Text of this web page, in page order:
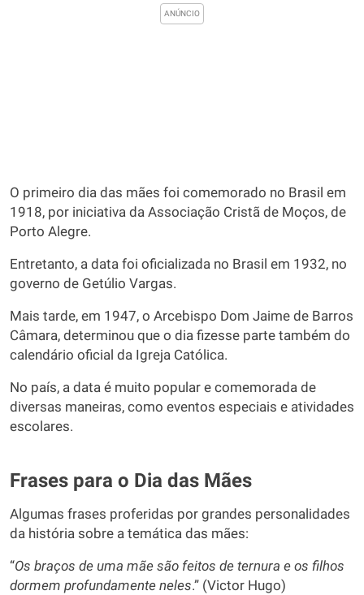
O primeiro dia das mães foi comemorado no Brasil em
1918, por iniciativa da Associação Cristã de Moços, de
Porto Alegre.
Entretanto, a data foi oficializada no Brasil em 1932, no
governo de Getúlio Vargas.
Mais tarde, em 1947, o Arcebispo Dom Jaime de Barros
Câmara, determinou que o dia fizesse parte também do
calendário oficial da Igreja Católica.
No país, a data é muito popular e comemorada de
diversas maneiras, como eventos especiais e atividades
escolares.
Frases para o Dia das Mães
Algumas frases proferidas por grandes personalidades
da história sobre a temática das mães:
“Os braços de uma mãe são feitos de ternura e os filhos
dormem profundamente neles.” (Victor Hugo)